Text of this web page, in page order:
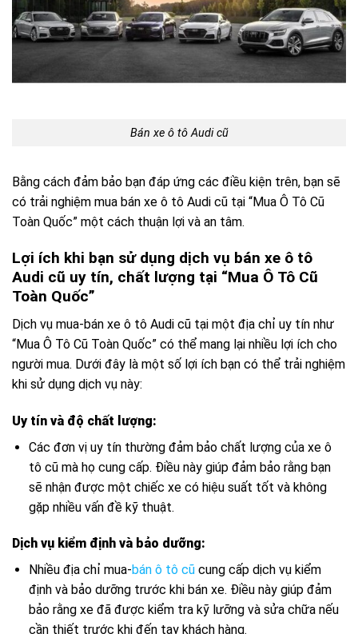
Bán xe ô tô Audi cũ
Bằng cách đảm bảo bạn đáp ứng các điều kiện trên, bạn sẽ
có trải nghiệm mua bán xe ô tô Audi cũ tại “Mua Ô Tô Cũ
Toàn Quốc” một cách thuận lợi và an tâm.
Lợi ích khi bạn sử dụng dịch vụ bán xe ô tô
Audi cũ uy tín, chất lượng tại “Mua Ô Tô Cũ
Toàn Quốc”
Dịch vụ mua-bán xe ô tô Audi cũ tại một địa chỉ uy tín như
“Mua Ô Tô Cũ Toàn Quốc” có thể mang lại nhiều lợi ích cho
người mua. Dưới đây là một số lợi ích bạn có thể trải nghiệm
khi sử dụng dịch vụ này:
Uy tín và độ chất lượng:
Các đơn vị uy tín thường đảm bảo chất lượng của xe ô
tô cũ mà họ cung cấp. Điều này giúp đảm bảo rằng bạn
sẽ nhận được một chiếc xe có hiệu suất tốt và không
gặp nhiều vấn đề kỹ thuật.
Dịch vụ kiểm định và bảo dưỡng:
Nhiều địa chỉ mua-bán ô tô cũcung cấp dịch vụ kiểm
định và bảo dưỡng trước khi bán xe. Điều này giúp đảm
bảo rằng xe đã được kiểm tra kỹ lưỡng và sửa chữa nếu
cần thiết trước khi đến tay khách hàng.